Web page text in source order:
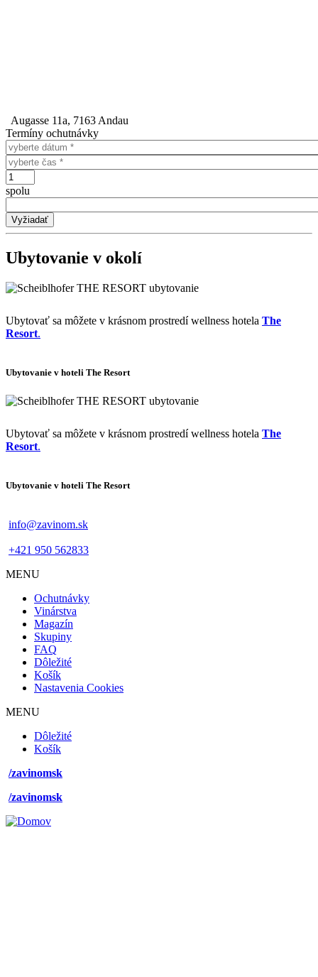
Augasse 11a, 7163 Andau
Termíny ochutnávky
Dátum
Čas
Počet
spolu
Ubytovanie v okolí
Ubytovať sa môžete v krásnom prostredí wellness hotela The
Resort.
Ubytovanie v hoteli The Resort
Ubytovať sa môžete v krásnom prostredí wellness hotela The
Resort.
Ubytovanie v hoteli The Resort
info@zavinom.sk
+421 950 562833
mobile
MENU
Ochutnávky
Vinárstva
Magazín
Skupiny
FAQ
Dôležité
Košík
Nastavenia Cookies
desktop
menu
MENU
Dôležité
Košík
/zavinomsk
/zavinomsk